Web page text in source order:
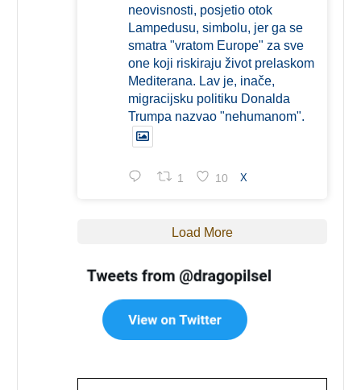
neovisnosti, posjetio otok
Lampedusu, simbolu, jer ga se
smatra "vratom Europe" za sve
one koji riskiraju život prelaskom
Mediterana. Lav je, inače,
migracijsku politiku Donalda
Trumpa nazvao "nehumanom".
1 10 X
Load More